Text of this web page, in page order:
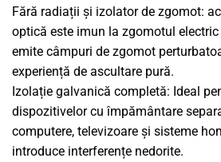
Fără radiații și izolator de zgomot:
optică este imun la zgomotul
emite câmpuri de zgomot
experiență de ascultare pură.
Izolație galvanică completă: Ideal
dispozitivelor cu împământare
computere, televizoare și sisteme
introduce interferențe nedorite.